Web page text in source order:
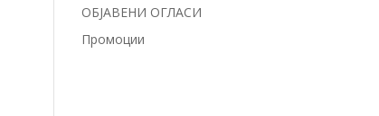
ОБЈАВЕНИ ОГЛАСИ
Промоции